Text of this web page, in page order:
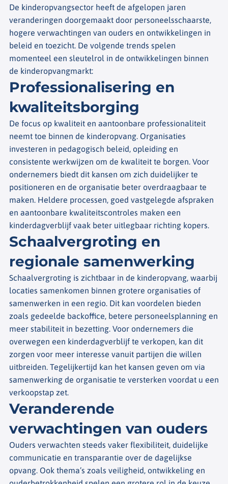
De kinderopvangsector heeft de afgelopen jaren
veranderingen doorgemaakt door personeelsschaarste,
hogere verwachtingen van ouders en ontwikkelingen in
beleid en toezicht. De volgende trends spelen
momenteel een sleutelrol in de ontwikkelingen binnen
de kinderopvangmarkt:
Professionalisering en
kwaliteitsborging
De focus op kwaliteit en aantoonbare professionaliteit
neemt toe binnen de kinderopvang. Organisaties
investeren in pedagogisch beleid, opleiding en
consistente werkwijzen om de kwaliteit te borgen. Voor
ondernemers biedt dit kansen om zich duidelijker te
positioneren en de organisatie beter overdraagbaar te
maken. Heldere processen, goed vastgelegde afspraken
en aantoonbare kwaliteitscontroles maken een
kinderdagverblijf vaak beter uitlegbaar richting kopers.
Schaalvergroting en
regionale samenwerking
Schaalvergroting is zichtbaar in de kinderopvang, waarbij
locaties samenkomen binnen grotere organisaties of
samenwerken in een regio. Dit kan voordelen bieden
zoals gedeelde backoffice, betere personeelsplanning en
meer stabiliteit in bezetting. Voor ondernemers die
overwegen een kinderdagverblijf te verkopen, kan dit
zorgen voor meer interesse vanuit partijen die willen
uitbreiden. Tegelijkertijd kan het kansen geven om via
samenwerking de organisatie te versterken voordat u een
verkoopstap zet.
Veranderende
verwachtingen van ouders
Ouders verwachten steeds vaker flexibiliteit, duidelijke
communicatie en transparantie over de dagelijkse
opvang. Ook thema’s zoals veiligheid, ontwikkeling en